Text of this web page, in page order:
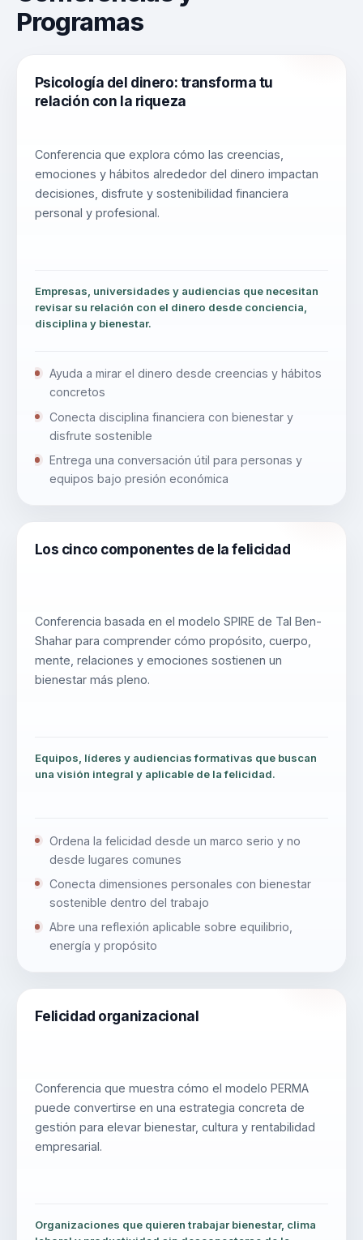
Programas
Psicología del dinero: transforma tu
relación con la riqueza
Conferencia que explora cómo las creencias,
emociones y hábitos alrededor del dinero impactan
decisiones, disfrute y sostenibilidad financiera
personal y profesional.
Empresas, universidades y audiencias que necesitan
revisar su relación con el dinero desde conciencia,
disciplina y bienestar.
Ayuda a mirar el dinero desde creencias y hábitos
concretos
Conecta disciplina financiera con bienestar y
disfrute sostenible
Entrega una conversación útil para personas y
equipos bajo presión económica
Los cinco componentes de la felicidad
Conferencia basada en el modelo SPIRE de Tal Ben-
Shahar para comprender cómo propósito, cuerpo,
mente, relaciones y emociones sostienen un
bienestar más pleno.
Equipos, líderes y audiencias formativas que buscan
una visión integral y aplicable de la felicidad.
Ordena la felicidad desde un marco serio y no
desde lugares comunes
Conecta dimensiones personales con bienestar
sostenible dentro del trabajo
Abre una reflexión aplicable sobre equilibrio,
energía y propósito
Felicidad organizacional
Conferencia que muestra cómo el modelo PERMA
puede convertirse en una estrategia concreta de
gestión para elevar bienestar, cultura y rentabilidad
empresarial.
Organizaciones que quieren trabajar bienestar, clima